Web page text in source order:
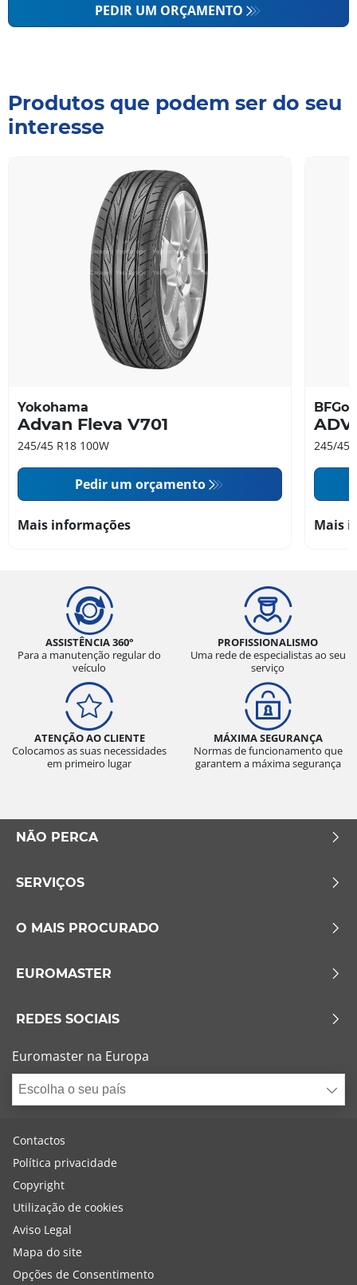
PEDIR UM ORÇAMENTO
Produtos que podem ser do seu
interesse
Yokohama
Advan Fleva V701
245/45 R18 100W
Pedir um orçamento
Mais informações
245/45
Mais
ASSISTÊNCIA 360°
Para a manutenção regular do
veículo
PROFISSIONALISMO
Uma rede de especialistas ao seu
serviço
ATENÇÃO AO CLIENTE
Colocamos as suas necessidades
em primeiro lugar
MÁXIMA SEGURANÇA
Normas de funcionamento que
garantem a máxima segurança
NÃO PERCA
SERVIÇOS
O MAIS PROCURADO
EUROMASTER
REDES SOCIAIS
Euromaster na Europa
Escolha o seu país
Contactos
Política privacidade
Copyright
Utilização de cookies
Aviso Legal
Mapa do site
Opções de Consentimento